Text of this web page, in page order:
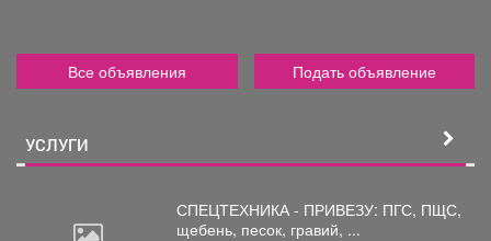
Все объявления Подать объявление
УСЛУГИ
СПЕЦТЕХНИКА - ПРИВЕЗУ: ПГС, ПЩС,
щебень, песок, гравий, ...